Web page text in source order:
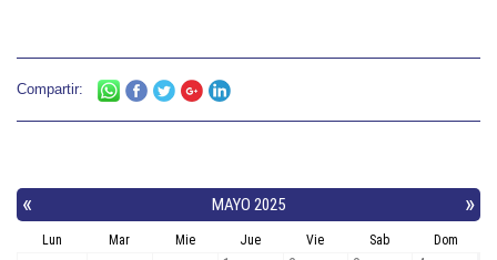
Compartir: